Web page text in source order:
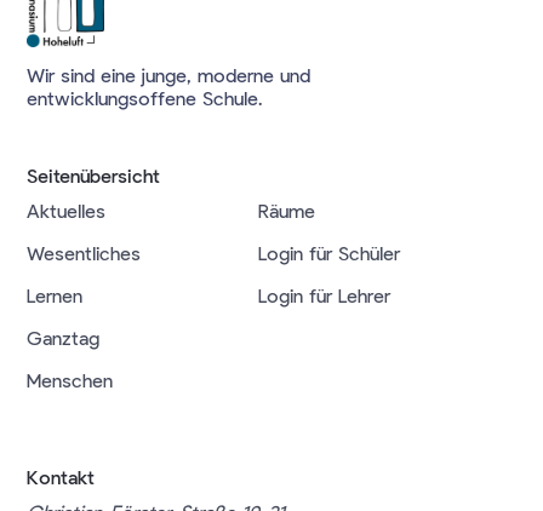
Wir sind eine junge, moderne und
entwicklungsoffene Schule.
Seitenübersicht
Aktuelles
Wesentliches
Lernen
Ganztag
Menschen
Räume
Login für Schüler
Login für Lehrer
Kontakt